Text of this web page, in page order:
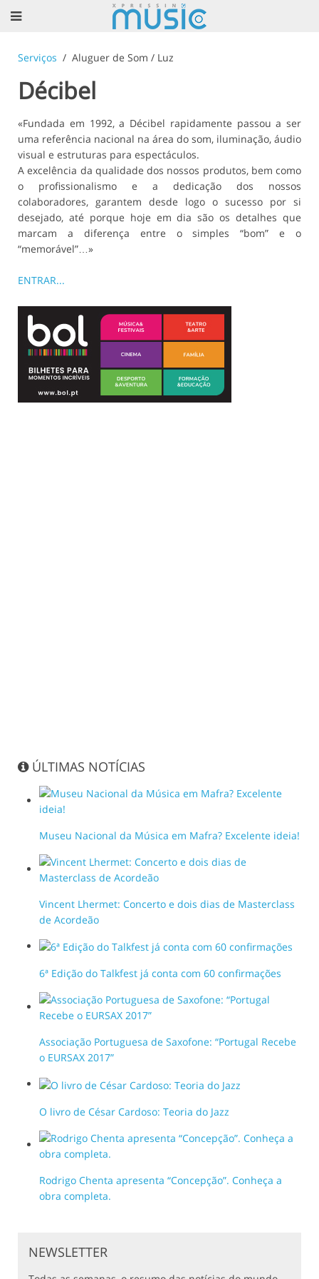
Serviços Aluguer de Som / Luz
Décibel
«Fundada em 1992, a Décibel rapidamente passou a ser
uma referência nacional na área do som, iluminação, áudio
visual e estruturas para espectáculos.
A excelência da qualidade dos nossos produtos, bem como
o profissionalismo e a dedicação dos nossos
colaboradores, garantem desde logo o sucesso por si
desejado, até porque hoje em dia são os detalhes que
marcam a diferença entre o simples “bom” e o
“memorável”…»
ENTRAR...
ÚLTIMAS NOTÍCIAS
Museu Nacional da Música em Mafra? Excelente ideia!
Vincent Lhermet: Concerto e dois dias de Masterclass
de Acordeão
6ª Edição do Talkfest já conta com 60 confirmações
Associação Portuguesa de Saxofone: “Portugal Recebe
o EURSAX 2017”
O livro de César Cardoso: Teoria do Jazz
Rodrigo Chenta apresenta “Concepção”. Conheça a
obra completa.
NEWSLETTER